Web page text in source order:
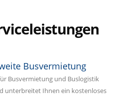
Busvermietung
Busvermietung und Buslogistik
unterbreitet Ihnen ein kostenloses